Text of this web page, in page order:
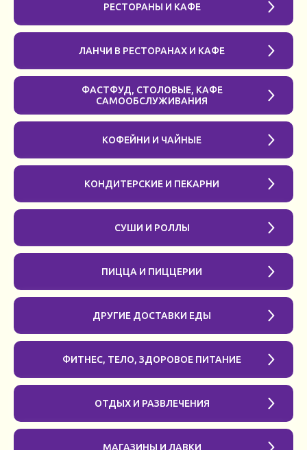
РЕСТОРАНЫ И КАФЕ
ЛАНЧИ В РЕСТОРАНАХ И КАФЕ
ФАСТФУД, СТОЛОВЫЕ, КАФЕ
САМООБСЛУЖИВАНИЯ
КОФЕЙНИ И ЧАЙНЫЕ
КОНДИТЕРСКИЕ И ПЕКАРНИ
СУШИ И РОЛЛЫ
ПИЦЦА И ПИЦЦЕРИИ
ДРУГИЕ ДОСТАВКИ ЕДЫ
ФИТНЕС, ТЕЛО, ЗДОРОВОЕ ПИТАНИЕ
ОТДЫХ И РАЗВЛЕЧЕНИЯ
МАГАЗИНЫ И ЛАВКИ